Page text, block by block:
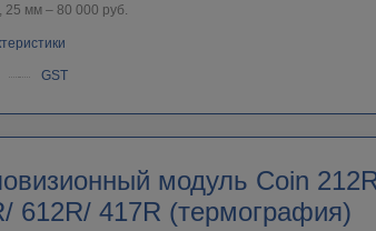
25 мм – 80 000 руб.
GST
модуль Coin
612R/ 417R (термография)